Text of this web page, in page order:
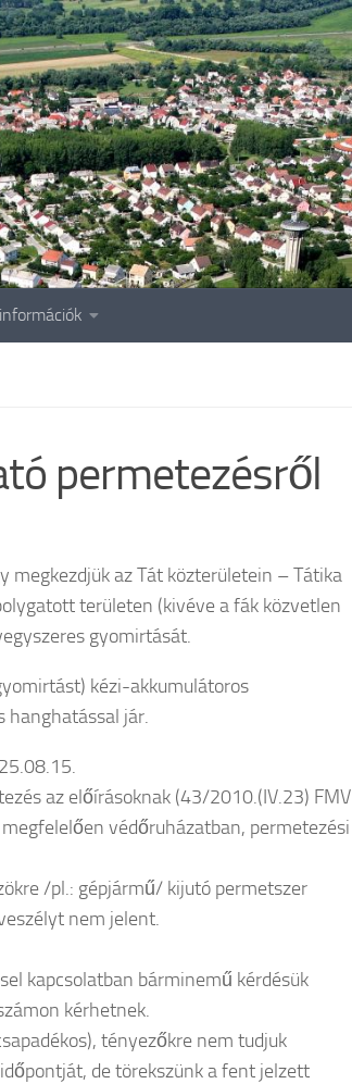
permetezésről
megkezdjük az Tát közterületein – Tátika
területen (kivéve a fák közvetlen
gyomirtását.
kézi-akkumulátoros
hanghatással jár.
az előírásoknak (43/2010.(IV.23) FMV
védőruházatban, permetezési
/pl.: gépjármű/ kijutó permetszer
nem jelent.
kapcsolatban bárminemű kérdésük
kérhetnek.
tényezőkre nem tudjuk
de törekszünk a fent jelzett